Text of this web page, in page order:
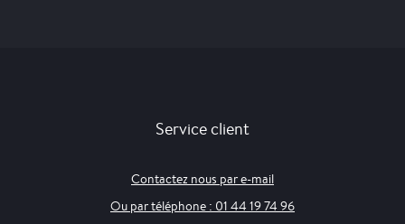
Service client
Contactez nous par e-mail
Ou par téléphone : 01 44 19 74 96